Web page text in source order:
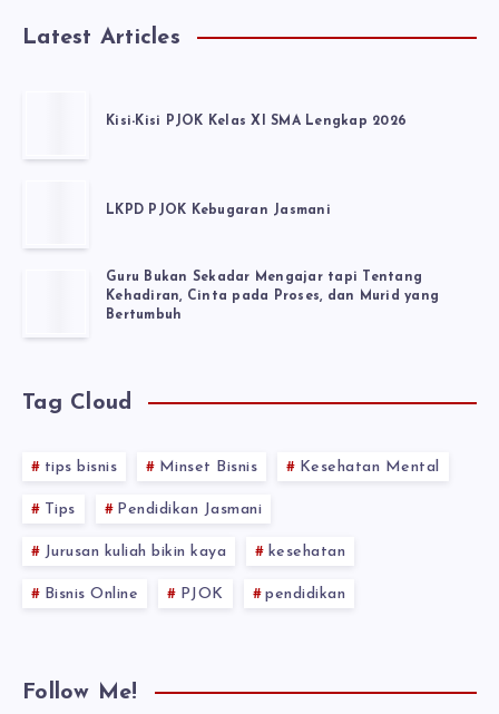
Latest Articles
Kisi-Kisi PJOK Kelas XI SMA Lengkap 2026
LKPD PJOK Kebugaran Jasmani
Guru Bukan Sekadar Mengajar tapi Tentang
Kehadiran, Cinta pada Proses, dan Murid yang
Bertumbuh
Tag Cloud
tips bisnis Minset Bisnis Kesehatan Mental
Tips Pendidikan Jasmani
Jurusan kuliah bikin kaya kesehatan
Bisnis Online PJOK pendidikan
Follow Me!